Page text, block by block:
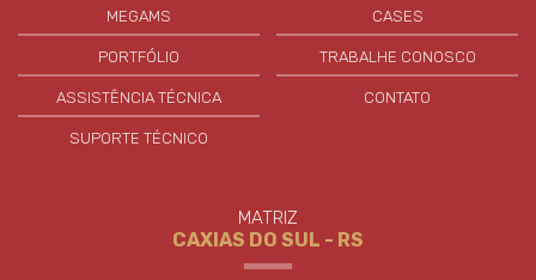
MEGAMS
PORTFÓLIO
ASSISTÊNCIA TÉCNICA
SUPORTE TÉCNICO
CASES
TRABALHE CONOSCO
CONTATO
MATRIZ
CAXIAS DO SUL - RS